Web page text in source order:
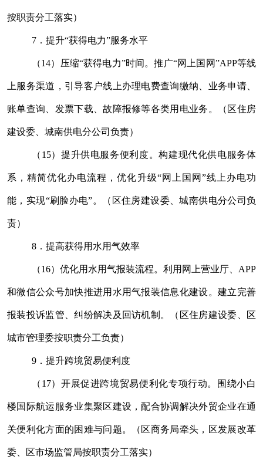
按职责分工落实）
7 ．提升“获得电力”服务水平
（14）压缩“获得电力”时间。推广“网上国网”APP等线
上服务渠道，引导客户线上办理电费查询缴纳、业务申请、
账单查询、发票下载、故障报修等各类用电业务。（区住房
建设委、城南供电分公司 负责）
（ 15）提升供电服务便利度。构建现代化供电服务体
系，精简优化办电流程，优化升级“网上国网 ”线上办电功
能，实现“刷脸办电”。（区住房建设委、城南供电分公司负
责）
8 ．提高获得用水用气效率
（16）优化用水用气报装流程。利用网上营业厅、 APP
和微信公众号加快推进用水用气报装信息化建设。建立完善
报装投诉监管、纠纷解决及回访机制。（区住房建设委、区
城市管理委按职责分工负责）
9 ．提升跨境贸易便利度
（ 17）开展促进跨境贸易便利化专项行动。围绕小白
楼国际航运服务业集聚区建设，配合协调解决外贸企业在通
关便利化方面的困难与问题。（区商务局牵头，区发展改革
委、区市场监管局按职责分工落实）